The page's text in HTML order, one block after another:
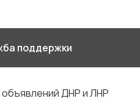
поддержки
ДНР и ЛНР